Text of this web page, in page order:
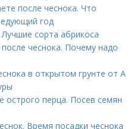
после чеснока. Что
год
сорта абрикоса
чеснока. Почему надо
в открытом грунте от А
перца. Посев семян
Время посадки чеснока